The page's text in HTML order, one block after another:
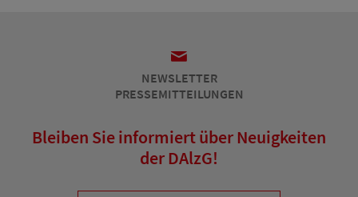
NEWSLETTER
PRESSEMITTEILUNGEN
Bleiben Sie informiert über Neuigkeiten
der DAlzG!